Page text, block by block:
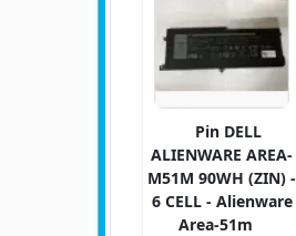
Pin DELL
ALIENWARE AREA-
M51M 90WH (ZIN) -
6 CELL - Alienware
Area-51m